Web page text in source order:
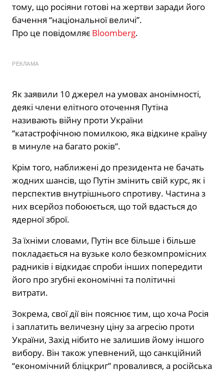
тому, що росіяни готові на жертви заради його
бачення “національної величі”.
Про це повідомляє Bloomberg.
РЕКЛАМА
Як заявили 10 джерел на умовах анонімності,
деякі члени елітного оточення Путіна
називають війну проти України
“катастрофічною помилкою, яка відкине країну
в минуле на багато років”.
Крім того, наближені до президента не бачать
жодних шансів, що Путін змінить свій курс, як і
перспектив внутрішнього спротиву. Частина з
них всерйоз побоюється, що той вдасться до
ядерної зброї.
За їхніми словами, Путін все більше і більше
покладається на вузьке коло безкомпромісних
радників і відкидає спроби інших попередити
його про згубні економічні та політичні
витрати.
Зокрема, свої дії він пояснює тим, що хоча Росія
і заплатить величезну ціну за агресію проти
України, Захід нібито не залишив йому іншого
вибору. Він також упевнений, що санкційний
“економічний бліцкриг” провалився, а російська